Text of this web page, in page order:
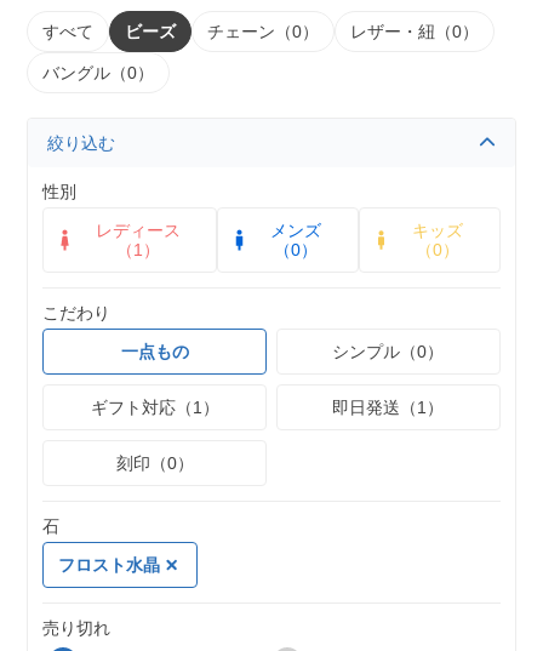
すべて ビーズ チェーン（0） レザー・紐（0）
バングル（0）
絞り込む
性別
レディース
（1）
メンズ
（0）
キッズ
（0）
こだわり
一点もの
シンプル（0）
ギフト対応（1） 即日発送（1）
刻印（0）
石
フロスト水晶
売り切れ